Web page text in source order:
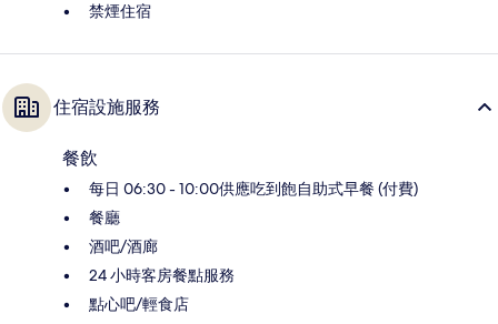
禁煙住宿
住宿設施服務
餐飲
每日 06:30 - 10:00供應吃到飽自助式早餐 (付費)
餐廳
酒吧/酒廊
24 小時客房餐點服務
點心吧/輕食店